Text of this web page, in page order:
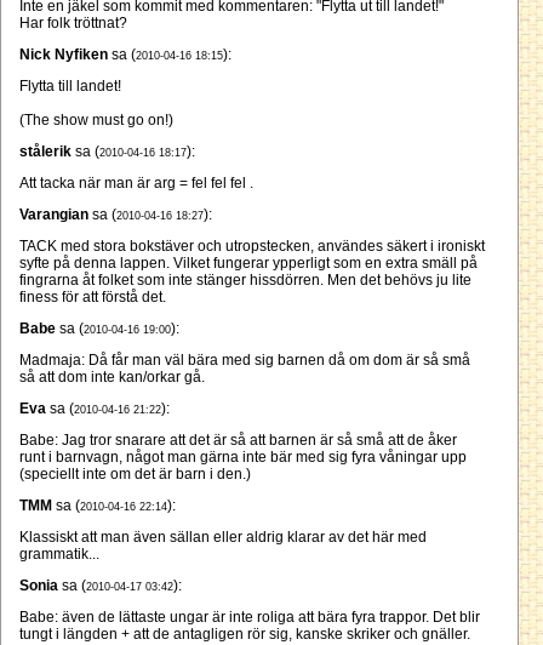
Inte en jäkel som kommit med kommentaren: "Flytta ut till landet!"
Har folk tröttnat?
Nick Nyfiken sa (2010-04-16 18:15):
Flytta till landet!
(The show must go on!)
stålerik sa (2010-04-16 18:17):
Att tacka när man är arg = fel fel fel .
Varangian sa (2010-04-16 18:27):
TACK med stora bokstäver och utropstecken, användes säkert i ironiskt
syfte på denna lappen. Vilket fungerar ypperligt som en extra smäll på
fingrarna åt folket som inte stänger hissdörren. Men det behövs ju lite
finess för att förstå det.
Babe sa (2010-04-16 19:00):
Madmaja: Då får man väl bära med sig barnen då om dom är så små
så att dom inte kan/orkar gå.
Eva sa (2010-04-16 21:22):
Babe: Jag tror snarare att det är så att barnen är så små att de åker
runt i barnvagn, något man gärna inte bär med sig fyra våningar upp
(speciellt inte om det är barn i den.)
TMM sa (2010-04-16 22:14):
Klassiskt att man även sällan eller aldrig klarar av det här med
grammatik...
Sonia sa (2010-04-17 03:42):
Babe: även de lättaste ungar är inte roliga att bära fyra trappor. Det blir
tungt i längden + att de antagligen rör sig, kanske skriker och gnäller.